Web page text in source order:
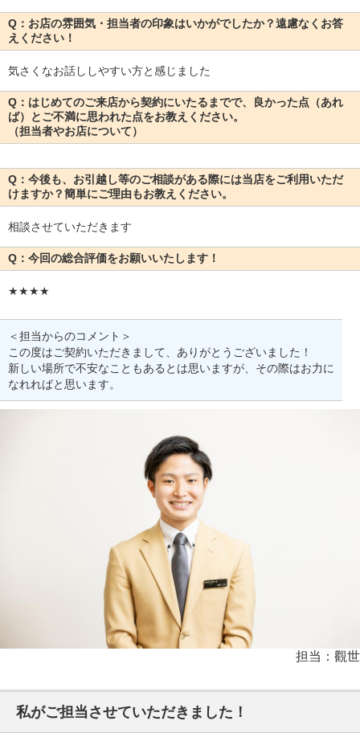
Q：お店の雰囲気・担当者の印象はいかがでしたか？遠慮なくお答
えください！
気さくなお話ししやすい方と感じました
Q：はじめてのご来店から契約にいたるまでで、良かった点（あれ
ば）とご不満に思われた点をお教えください。
（担当者やお店について）
Q：今後も、お引越し等のご相談がある際には当店をご利用いただ
けますか？簡単にご理由もお教えください。
相談させていただきます
Q：今回の総合評価をお願いいたします！
★★★★
＜担当からのコメント＞
この度はご契約いただきまして、ありがとうございました！
新しい場所で不安なこともあるとは思いますが、その際はお力に
なれればと思います。
担当：觀世
私がご担当させていただきました！